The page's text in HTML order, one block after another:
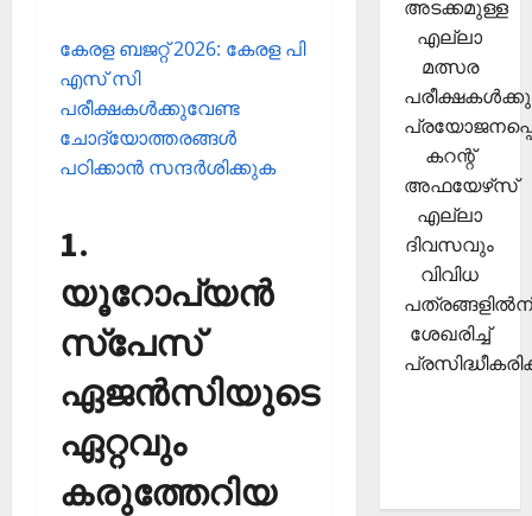
കേരള ബജറ്റ് 2026: കേരള പി
എസ് സി
പരീക്ഷകള്‍ക്കുവേണ്ട
ചോദ്യോത്തരങ്ങള്‍
പഠിക്കാന്‍ സന്ദര്‍ശിക്കുക
1.
യൂറോപ്യന്‍
സ്‌പേസ്
ഏജന്‍സിയുടെ
ഏറ്റവും
കരുത്തേറിയ
അടക്കമുള്ള
എല്ലാ
മത്സര
കറന്റ്
അഫയേഴ്‌സ്
എല്ലാ
ദിവസവും
വിവിധ
ശേഖരിച്ച്